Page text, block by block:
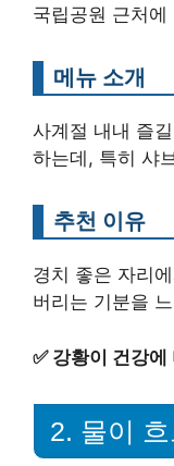
국립공원 근처
메뉴 소개
사계절 내내 즐
하는데, 특히 샤
추천 이유
경치 좋은 자리
버리는 기분을
✅ 강황이 건강에
2. 물이 흐